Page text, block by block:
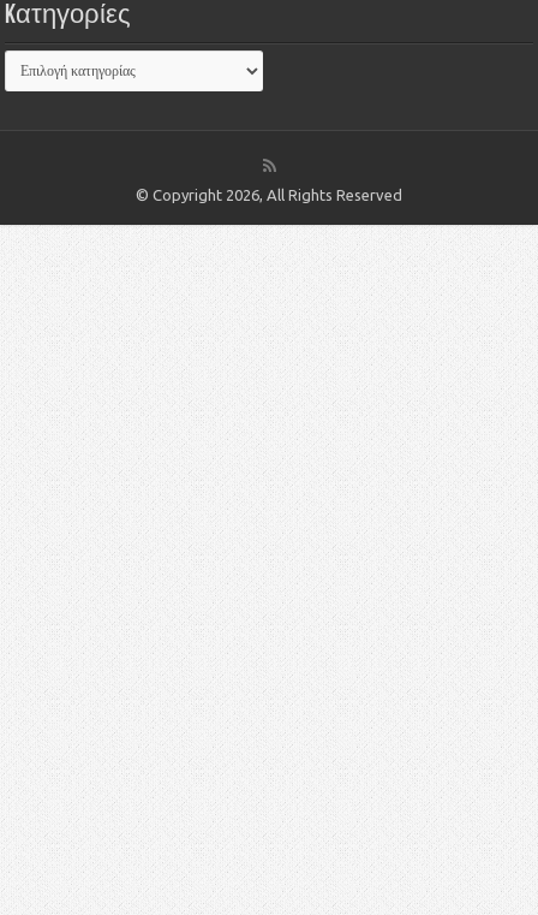
Kατηγορίες
© Copyright 2026, All Rights Reserved